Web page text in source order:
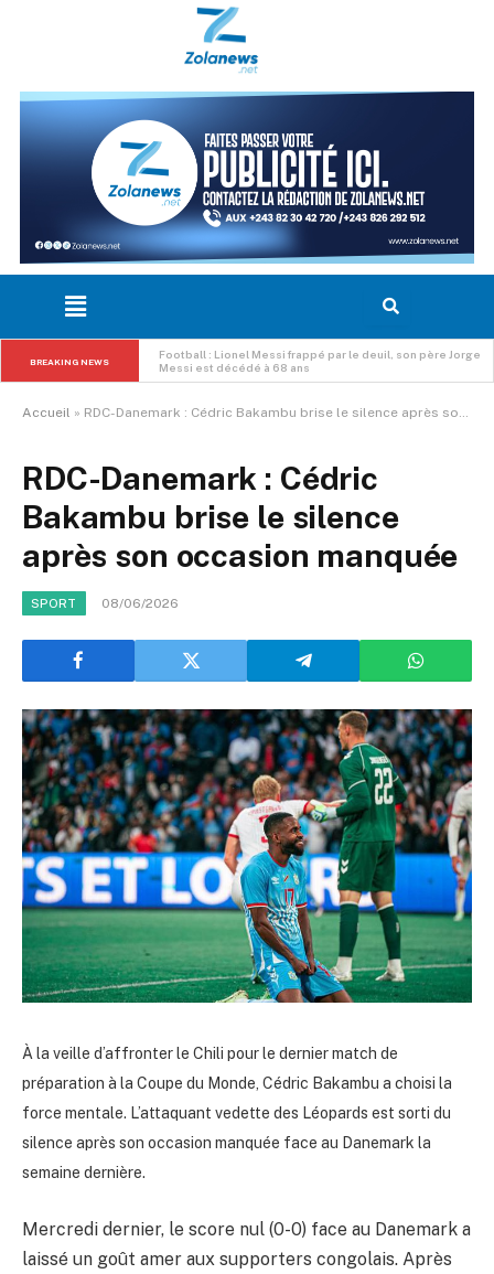
BREAKING NEWS
l’Eurobond, 137,9 millions USD déjà décaissés pour des
projets structurants
Accueil » RDC-Danemark : Cédric Bakambu brise le silence après son occasion manquée
RDC-Danemark : Cédric
Bakambu brise le silence
après son occasion manquée
SPORT 08/06/2026
À la veille d’affronter le Chili pour le dernier match de
préparation à la Coupe du Monde, Cédric Bakambu a choisi la
force mentale. L’attaquant vedette des Léopards est sorti du
silence après son occasion manquée face au Danemark la
semaine dernière.
Mercredi dernier, le score nul (0-0) face au Danemark a
laissé un goût amer aux supporters congolais. Après